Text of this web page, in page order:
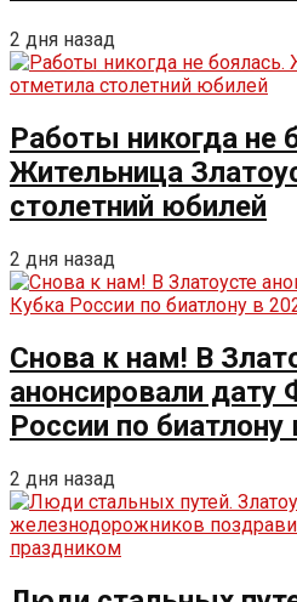
2 дня назад
Работы никогда не
Жительница
столетний юбилей
2 дня назад
Снова к нам! В
анонсировали дату
России по биатлону
2 дня назад